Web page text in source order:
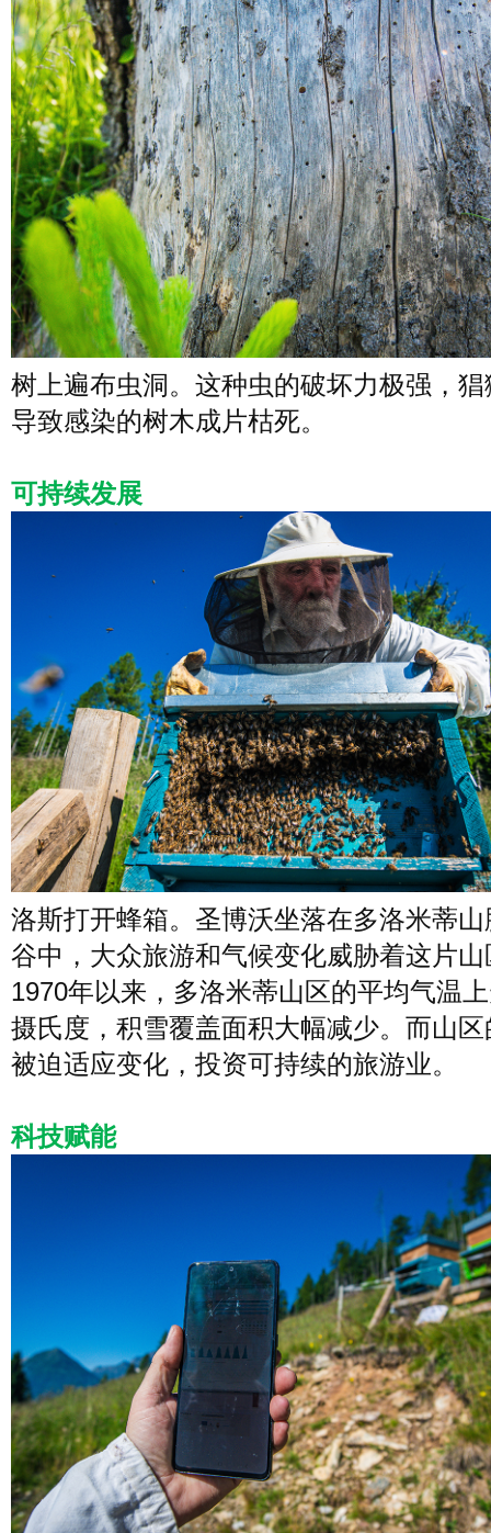
树上遍布虫洞。这种虫的破坏力极强，
导致感染的树木成片枯死。
可持续发展
洛斯打开蜂箱。圣博沃坐落在多洛米蒂
谷中，大众旅游和气候变化威胁着这片
1970年以来，多洛米蒂山区的平均气温
摄氏度，积雪覆盖面积大幅减少。而山
被迫适应变化，投资可持续的旅游业。
科技赋能